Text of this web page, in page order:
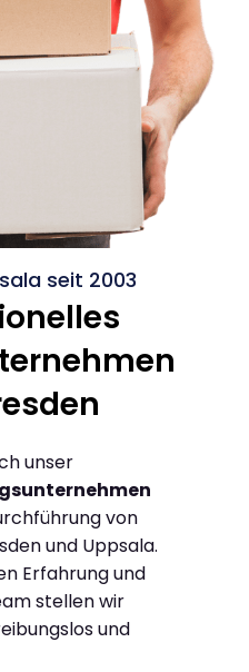
seit 2003
unser
von
und Uppsala.
Erfahrung und
stellen wir
und